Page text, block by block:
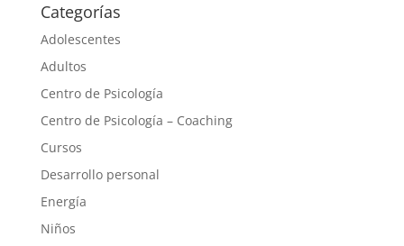
Categorías
Adolescentes
Adultos
Centro de Psicología
Centro de Psicología – Coaching
Cursos
Desarrollo personal
Energía
Niños